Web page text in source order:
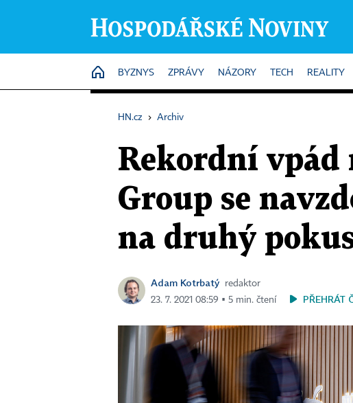
HOME
BYZNYS ZPRÁVY NÁZORY TECH REALITY
HN.cz › Archiv
Rekordní vpád
Group se
na druhý
Adam Kotrbatý
redaktor
23. 7. 2021 08:59 ▪ 5 min. čtení
PŘEHRÁT